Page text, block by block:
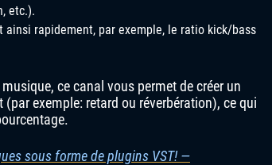
etc.).
rapidement, par exemple, le ratio kick/bass
ce canal vous permet de créer un
exemple: retard ou réverbération), ce qui
sous forme de plugins VST! —